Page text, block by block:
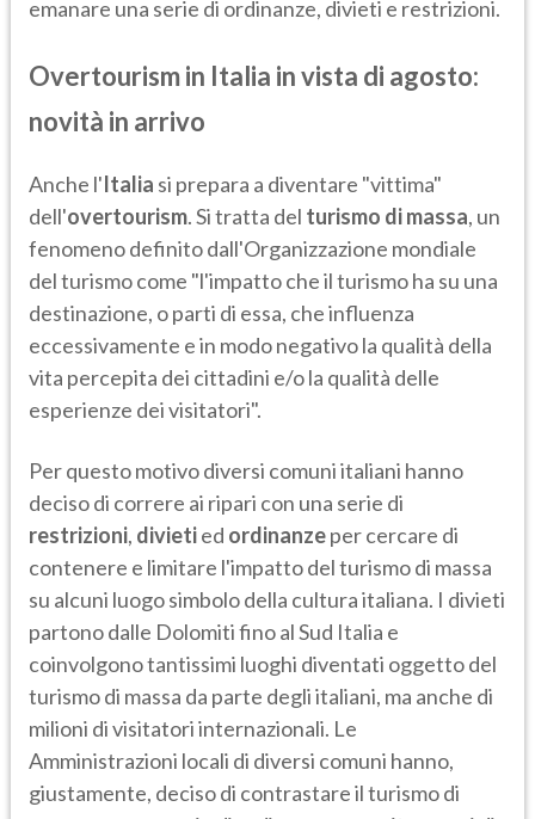
emanare una serie di ordinanze, divieti e restrizioni.
Overtourism in Italia in vista di agosto:
novità in arrivo
Anche l'Italia si prepara a diventare "vittima"
dell'overtourism. Si tratta del turismo di massa, un
fenomeno definito dall'Organizzazione mondiale
del turismo come "l'impatto che il turismo ha su una
destinazione, o parti di essa, che influenza
eccessivamente e in modo negativo la qualità della
vita percepita dei cittadini e/o la qualità delle
esperienze dei visitatori".
Per questo motivo diversi comuni italiani hanno
deciso di correre ai ripari con una serie di
restrizioni, divietied ordinanzeper cercare di
contenere e limitare l'impatto del turismo di massa
su alcuni luogo simbolo della cultura italiana. I divieti
partono dalle Dolomiti fino al Sud Italia e
coinvolgono tantissimi luoghi diventati oggetto del
turismo di massa da parte degli italiani, ma anche di
milioni di visitatori internazionali. Le
Amministrazioni locali di diversi comuni hanno,
giustamente, deciso di contrastare il turismo di